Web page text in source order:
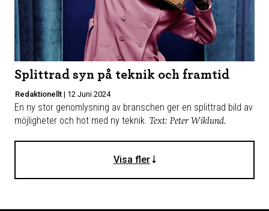
Splittrad syn på teknik och framtid
Redaktionellt | 12 Juni 2024
En ny stor genomlysning av branschen ger en splittrad bild av
möjligheter och hot med ny teknik. Text: Peter Wiklund.
Visa fler